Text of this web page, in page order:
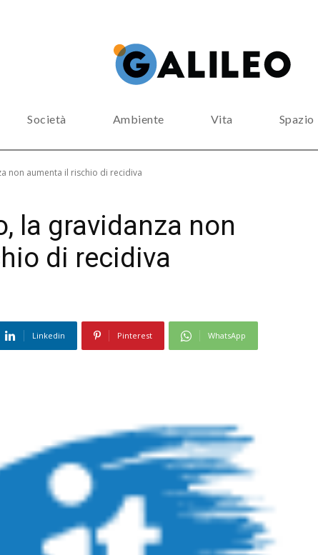
Società Ambiente Vita Spazio
non aumenta il rischio di recidiva
la gravidanza non
di recidiva
Linkedin Pinterest WhatsApp